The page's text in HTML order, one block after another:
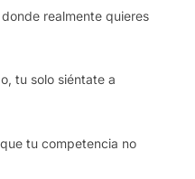
realmente quieres
tu solo siéntate a
tu competencia no